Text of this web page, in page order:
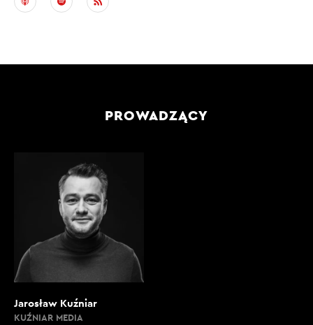
PROWADZĄCY
Jarosław Kuźniar
KUŹNIAR MEDIA